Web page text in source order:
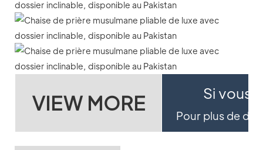
VIEW MORE Si vous
Pour plus de